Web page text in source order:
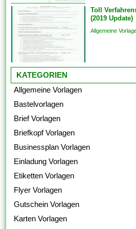
Toll
(2019 Update)
Allgemeine
KATEGORIEN
Allgemeine Vorlagen
Bastelvorlagen
Brief Vorlagen
Briefkopf Vorlagen
Businessplan Vorlagen
Einladung Vorlagen
Etiketten Vorlagen
Flyer Vorlagen
Gutschein Vorlagen
Karten Vorlagen